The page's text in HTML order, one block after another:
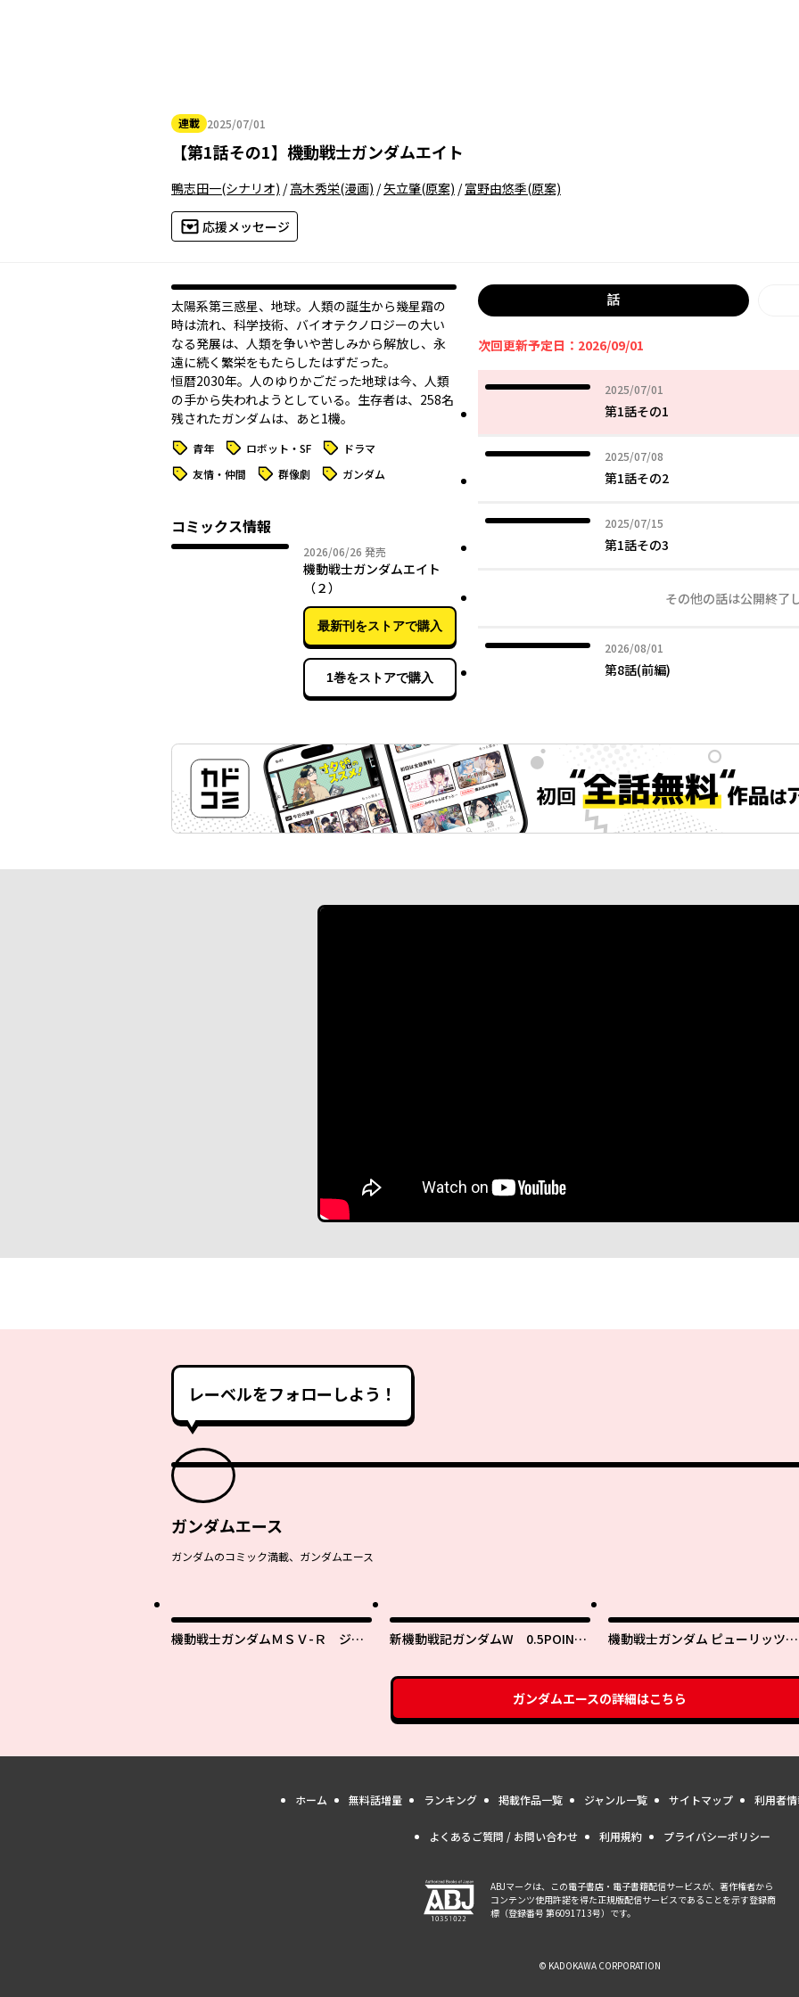
連載 2025/07/01
2025年07月01日
【第1話その1】 機動戦士ガンダムエイト
鴨志田一(シナリオ) /高木秀栄(漫画) /矢立肇(原案) /富野由悠季(原案)
応援メッセージ
太陽系第三惑星、地球。人類の誕生から幾星霜の
時は流れ、科学技術、バイオテクノロジーの大い
なる発展は、人類を争いや苦しみから解放し、永
遠に続く繁栄をもたらした――はずだった。
恒暦2030年。人のゆりかごだった地球は今、人類
の手から失われようとしている。生存者は、258名――
残されたガンダムは、あと1機。
タグ 青年 タグ ロボット・SF タグ ドラマ
タグ 友情・仲間 タグ 群像劇 タグ ガンダム
コミックス情報
2026/06/26 2026年06月26日
発売
機動戦士ガンダムエイト
（２）
最新刊をストアで購入
1巻をストアで購入
話
次回更新予定日：2026/09/01
2025/07/01
2025年07月01日
第1話その1
2025/07/08
2025年07月08日
第1話その2
2025/07/15
2025年07月15日
第1話その3
その他の話は公開終了
2026/08/01
2026年08月01日
第8話(前編)
レーベルをフォローしよう！
ガンダムエース
ガンダムのコミック満載、ガンダムエース
機動戦士ガンダムＭＳＶ-Ｒ ジョ
新機動戦記ガンダムW 0.5POINT
機動戦士ガンダム ピューリッツァ
ー
ガンダムエースの詳細はこちら
ホーム 無料話増量 ランキング 掲載作品一覧 ジャンル一覧 サイトマップ 利用者
よくあるご質問 / お問い合わせ 利用規約 プライバシーポリシー
ABJマークは、この電子書店・電子書籍配信サービスが、著作権者から
コンテンツ使用許諾を得た正規版配信サービスであることを示す登録商
標（登録番号 第6091713号）です。
© KADOKAWA CORPORATION